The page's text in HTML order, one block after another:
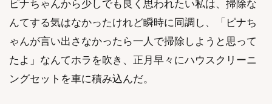
ピナちゃんから少しでも良く思われたい私は、掃除な
んてする気はなかったけれど瞬時に同調し、「ピナち
ゃんが言い出さなかったら一人で掃除しようと思って
たよ」なんてホラを吹き、正月早々にハウスクリーニ
ングセットを車に積み込んだ。